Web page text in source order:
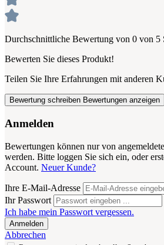
Durchschnittliche Bewertung von 0 von 5
Bewerten Sie dieses Produkt!
Teilen Sie Ihre Erfahrungen mit anderen
Bewertung schreiben Bewertungen anzeigen
Anmelden
Bewertungen können nur von
werden. Bitte loggen Sie sich ein, oder
Account. Neuer Kunde?
Ihre E-Mail-Adresse
Ihr Passwort
Ich habe mein Passwort vergessen.
Anmelden
Abbrechen